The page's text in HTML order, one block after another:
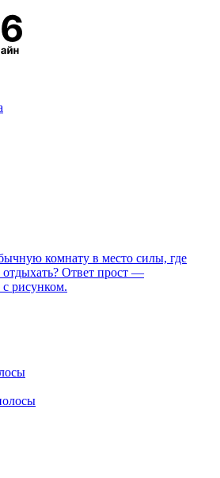
комнату в место силы, где
отдыхать? Ответ прост —
с рисунком.